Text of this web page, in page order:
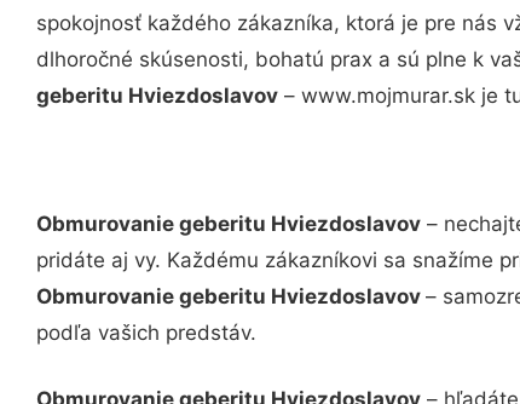
spokojnosť každého zákazníka, ktorá je pre nás
dlhoročné skúsenosti, bohatú prax a sú plne k
geberitu Hviezdoslavov – www.mojmurar.sk je
Obmurovanie geberitu Hviezdoslavov –
pridáte aj vy. Každému zákazníkovi sa snažíme
Obmurovanie geberitu Hviezdoslavov –
podľa vašich predstáv.
Obmurovanie geberitu Hviezdoslavov –